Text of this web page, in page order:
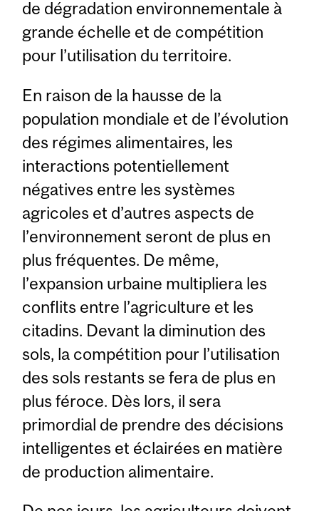
de dégradation environnementale à
grande échelle et de compétition
pour l’utilisation du territoire.
En raison de la hausse de la
population mondiale et de l’évolution
des régimes alimentaires, les
interactions potentiellement
négatives entre les systèmes
agricoles et d’autres aspects de
l’environnement seront de plus en
plus fréquentes. De même,
l’expansion urbaine multipliera les
conflits entre l’agriculture et les
citadins. Devant la diminution des
sols, la compétition pour l’utilisation
des sols restants se fera de plus en
plus féroce. Dès lors, il sera
primordial de prendre des décisions
intelligentes et éclairées en matière
de production alimentaire.